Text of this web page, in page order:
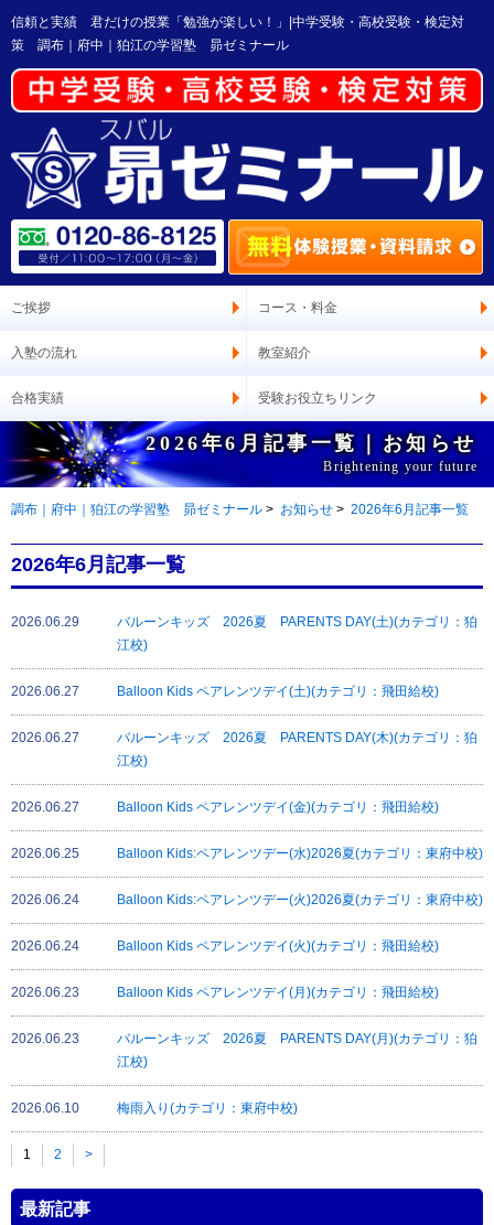
信頼と実績 君だけの授業「勉強が楽しい！」|中学受験・高校受験・検定対
策 調布｜府中｜狛江の学習塾 昴ゼミナール
ご挨拶 コース・料金
入塾の流れ 教室紹介
合格実績 受験お役立ちリンク
2026年6月記事一覧｜お知らせ
Brightening your future
調布｜府中｜狛江の学習塾 昴ゼミナール > お知らせ > 2026年6月記事一覧
2026年6月記事一覧
2026.06.29
バルーンキッズ 2026夏 PARENTS DAY(土)(カテゴリ：狛
江校)
2026.06.27 Balloon Kids ペアレンツデイ(土)(カテゴリ：飛田給校)
2026.06.27
バルーンキッズ 2026夏 PARENTS DAY(木)(カテゴリ：狛
江校)
2026.06.27 Balloon Kids ペアレンツデイ(金)(カテゴリ：飛田給校)
2026.06.25 Balloon Kids:ペアレンツデー(水)2026夏(カテゴリ：東府中校)
2026.06.24 Balloon Kids:ペアレンツデー(火)2026夏(カテゴリ：東府中校)
2026.06.24 Balloon Kids ペアレンツデイ(火)(カテゴリ：飛田給校)
2026.06.23 Balloon Kids ペアレンツデイ(月)(カテゴリ：飛田給校)
2026.06.23
バルーンキッズ 2026夏 PARENTS DAY(月)(カテゴリ：狛
江校)
2026.06.10 梅雨入り(カテゴリ：東府中校)
1 2 >
最新記事